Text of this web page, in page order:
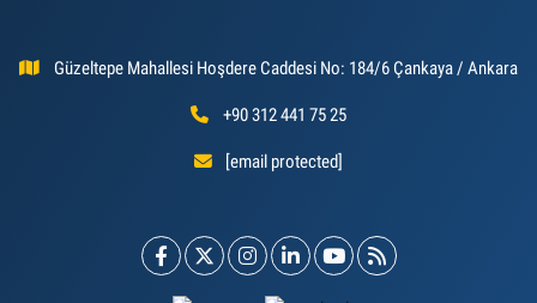
Güzeltepe Mahallesi Hoşdere Caddesi No: 184/6 Çankaya / Ankara
+90 312 441 75 25
[email protected]